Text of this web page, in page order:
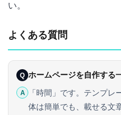
い。
よくある質問
Q ホームページを自作する
A
「時間」です。テンプレ
体は簡単でも、載せる文